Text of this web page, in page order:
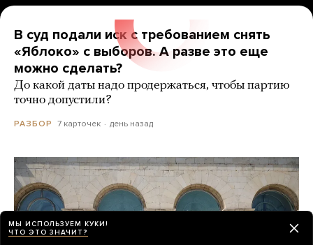
В суд подали иск с требованием снять
«Яблоко» с выборов. А разве это еще
можно сделать?
До какой даты надо продержаться, чтобы партию
точно допустили?
РАЗБОР 7 карточек день назад
МЫ ИСПОЛЬЗУЕМ КУКИ!
ЧТО ЭТО ЗНАЧИТ?